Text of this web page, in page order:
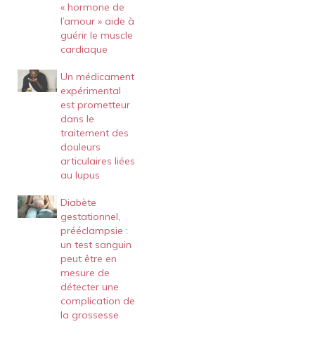
« hormone de
l’amour » aide à
guérir le muscle
cardiaque
Un médicament
expérimental
est prometteur
dans le
traitement des
douleurs
articulaires liées
au lupus
Diabète
gestationnel,
prééclampsie :
un test sanguin
peut être en
mesure de
détecter une
complication de
la grossesse